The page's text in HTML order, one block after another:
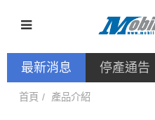
最新消息 停產通告
首頁 產品介紹